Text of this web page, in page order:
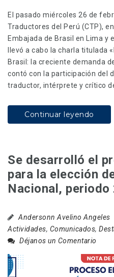
El pasado miércoles 26 de
Traductores del Perú (CTP),
Embajada de Brasil en Lima y
llevó a cabo la charla titulada
Brasil: la creciente demanda
contó con la participación del
traductor, intérprete y crítico
Continuar leyendo
Se desarrolló el
para la elección
Nacional,
Andersonn Avelino Angeles
Actividades, Comunicados,
Déjanos un Comentario